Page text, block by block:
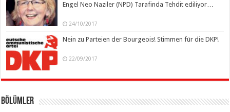
Engel Neo Naziler (NPD) Tarafinda Tehdit ediliyor…
24/10/2017
Nein zu Parteien der Bourgeois! Stimmen für die DKP!
22/09/2017
Bölümler